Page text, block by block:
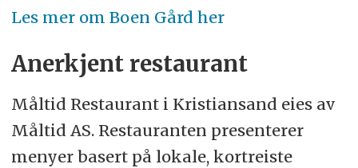
Les mer om Boen Gård her
Anerkjent restaurant
Måltid Restaurant i Kristiansand eies av
Måltid AS. Restauranten presenterer
menyer basert på lokale, kortreiste